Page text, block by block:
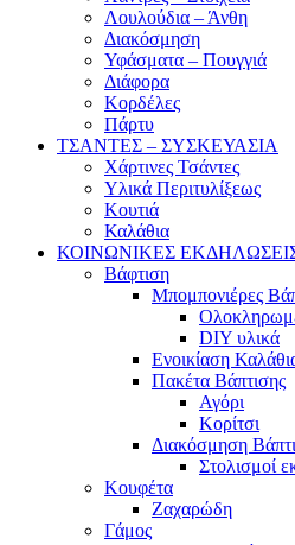
Λουλούδια – Άνθη
Διακόσμηση
Υφάσματα – Πουγγιά
Διάφορα
Κορδέλες
Πάρτυ
ΤΣΑΝΤΕΣ – ΣΥΣΚΕΥΑΣΙΑ
Χάρτινες Τσάντες
Υλικά Περιτυλίξεως
Κουτιά
Καλάθια
ΚΟΙΝΩΝΙΚΕΣ
Βάφτιση
Μπομπονιέρες
DIY υλικά
Ενοικίαση
Πακέτα Βάπτισης
Αγόρι
Κορίτσι
Διακόσμηση
Στολισμοί
Κουφέτα
Ζαχαρώδη
Γάμος